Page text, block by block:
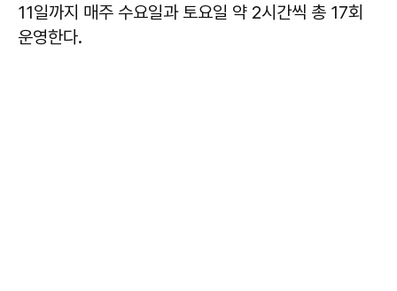
11일까지 매주 수요일과 토요일 약 2시간씩 총 17회
운영한다.